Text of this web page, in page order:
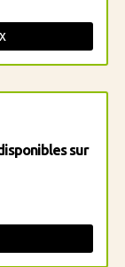
sur